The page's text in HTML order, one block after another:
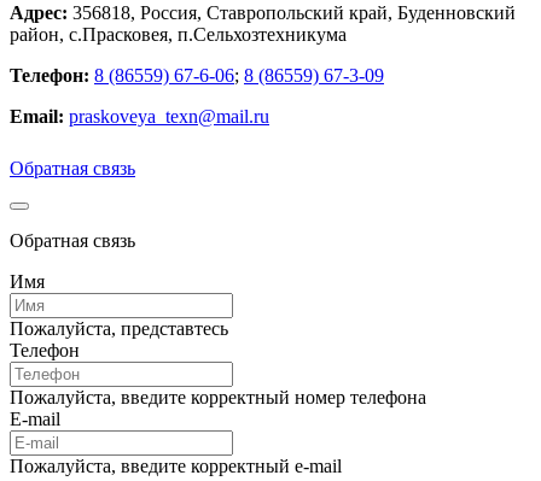
Адрес: 356818, Россия, Ставропольский край, Буденновский
район, с.Прасковея, п.Сельхозтехникума
Телефон: 8 (86559) 67-6-06; 8 (86559) 67-3-09
Email: praskoveya_texn@mail.ru
Обратная связь
Обратная связь
Имя
Пожалуйста, представтесь
Телефон
Пожалуйста, введите корректный номер телефона
E-mail
Пожалуйста, введите корректный e-mail